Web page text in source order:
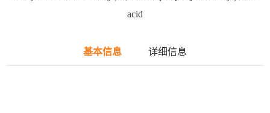
acid
基本信息 详细信息